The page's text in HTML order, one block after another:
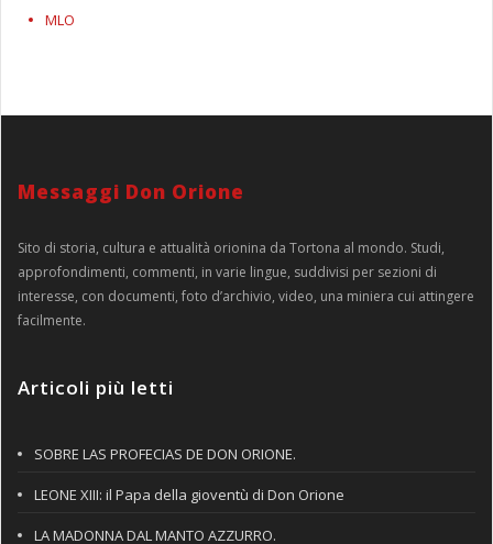
MLO
Messaggi Don Orione
Sito di storia, cultura e attualità orionina da Tortona al mondo. Studi,
approfondimenti, commenti, in varie lingue, suddivisi per sezioni di
interesse, con documenti, foto d’archivio, video, una miniera cui attingere
facilmente.
Articoli più letti
SOBRE LAS PROFECIAS DE DON ORIONE.
LEONE XIII: il Papa della gioventù di Don Orione
LA MADONNA DAL MANTO AZZURRO.